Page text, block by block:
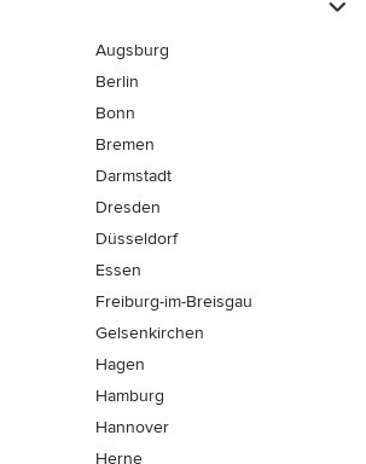
Augsburg
Berlin
Bonn
Bremen
Darmstadt
Dresden
Düsseldorf
Essen
Freiburg-im-Breisgau
Gelsenkirchen
Hagen
Hamburg
Hannover
Herne